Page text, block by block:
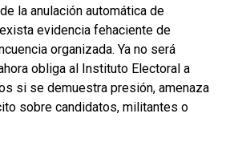
la anulación automática de
evidencia fehaciente de
organizada. Ya no será
obliga al Instituto Electoral a
si se demuestra presión, amenaza
sobre candidatos, militantes o